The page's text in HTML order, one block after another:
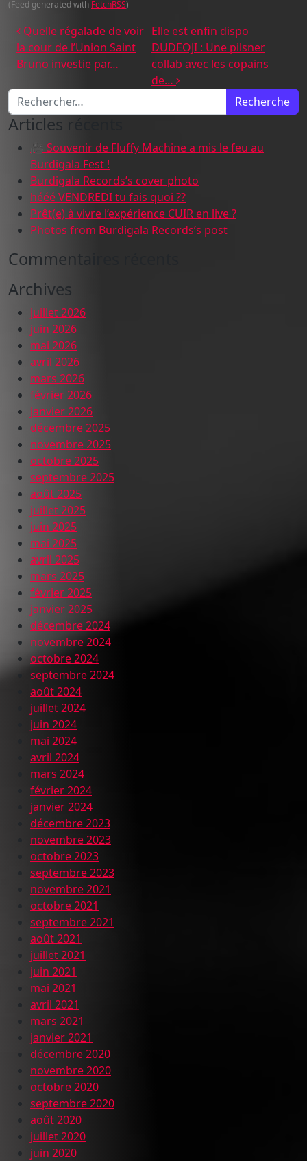
(Feed generated with FetchRSS)
Navigation des articles
Quelle régalade de voir
la cour de l’Union Saint
Bruno investie par…
Elle est enfin dispo
DUDEOJI : Une pilsner
collab avec les copains
de…
Recherche pour :
Articles récents
🎥 Souvenir de Fluffy Machine a mis le feu au
Burdigala Fest !
Burdigala Records’s cover photo
hééé VENDREDI tu fais quoi ??
Prêt(e) à vivre l’expérience CUIR en live ?
Photos from Burdigala Records’s post
Commentaires récents
Archives
juillet 2026
juin 2026
mai 2026
avril 2026
mars 2026
février 2026
janvier 2026
décembre 2025
novembre 2025
octobre 2025
septembre 2025
août 2025
juillet 2025
juin 2025
mai 2025
avril 2025
mars 2025
février 2025
janvier 2025
décembre 2024
novembre 2024
octobre 2024
septembre 2024
août 2024
juillet 2024
juin 2024
mai 2024
avril 2024
mars 2024
février 2024
janvier 2024
décembre 2023
novembre 2023
octobre 2023
septembre 2023
novembre 2021
octobre 2021
septembre 2021
août 2021
juillet 2021
juin 2021
mai 2021
avril 2021
mars 2021
janvier 2021
décembre 2020
novembre 2020
octobre 2020
septembre 2020
août 2020
juillet 2020
juin 2020